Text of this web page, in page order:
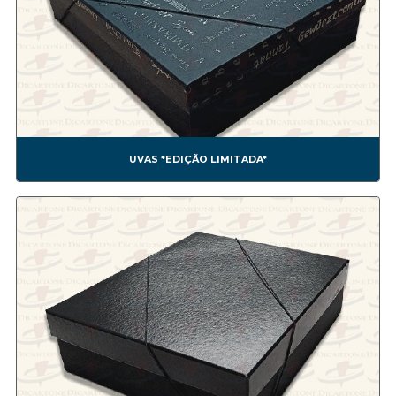
CES0008A CESTA COM FLOR1
CES0009A CESTA COM FLOR 2
CES0010A CESTA COM FLOR3
CES0011A CESTA COM FLOR4
CES0012A CESTA COM FRUTAS
CES0013A SEXTAVADA ALTA
Confeitaria
CONF0003A TRUFA
CONF0004A BEM CASADO
CONF0005A CHOCOLATE
CONF0006A DOCES
CONF0007A NESTLÉ *NÃO FAZEMOS MAIS ESSE MODELO*
CONF0008A BOMOM1
UVAS *EDIÇÃO LIMITADA*